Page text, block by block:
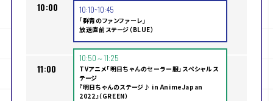
10:00 10:10~10:45
「群青のファンファーレ」
放送直前ステージ（BLUE）
10:50～11:25
TVアニメ「明日ちゃんのセーラー服」スペシャルス
テージ
『明日ちゃんのステージ♪ in AnimeJapan
2022』（GREEN）
11:00